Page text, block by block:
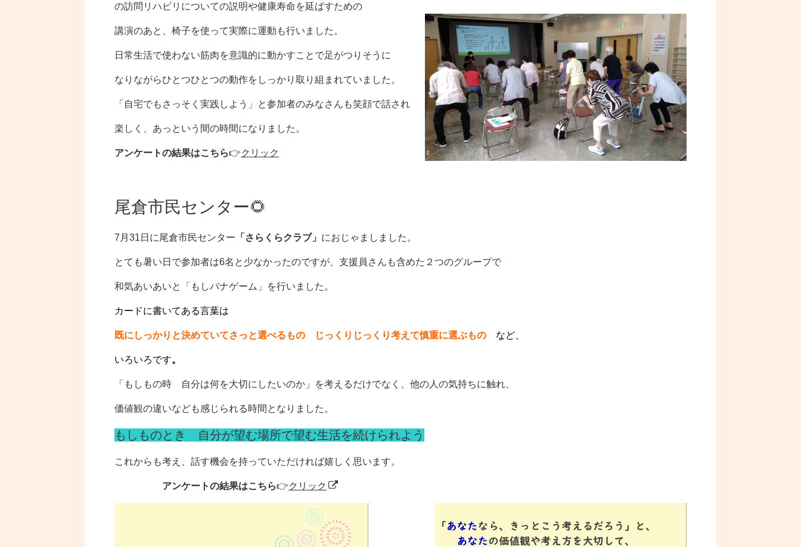
の訪問リハビリについての説明や健康寿命を延ばすための
講演のあと、椅子を使って実際に運動も行いました。
日常生活で使わない筋肉を意識的に動かすことで足がつりそうに
なりながらひとつひとつの動作をしっかり取り組まれていました。
「自宅でもさっそく実践しよう」と参加者のみなさんも笑顔で話され
楽しく、あっという間の時間になりました。
アンケートの結果はこちら👉クリック
尾倉市民センター🌻
7月31日に尾倉市民センター 「さらくらクラブ」 におじゃましました。
とても暑い日で参加者は6名と少なかったのですが、支援員さんも含めた２つのグループで
和気あいあいと「もしバナゲーム」を行いました。
カードに書いてある言葉は
既にしっかりと決めていてさっと選べるもの じっくりじっくり考えて慎重に選ぶもの など、
いろいろです。
「もしもの時 自分は何を大切にしたいのか」を考えるだけでなく、他の人の気持ちに触れ、
価値観の違いなども感じられる時間となりました。
もしものとき 自分が望む場所で望む生活を続けられよう
これからも考え、話す機会を持っていただければ嬉しく思います。
アンケートの結果はこちら👉クリック